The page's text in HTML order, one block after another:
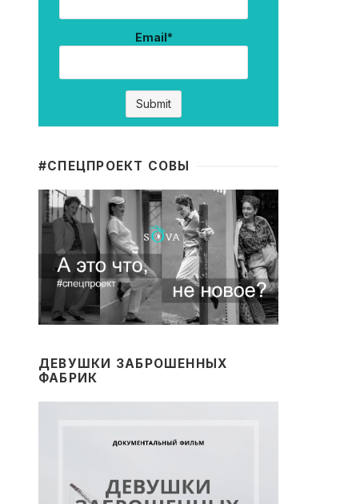
Email*
#CПЕЦПРОЕКТ СОВЫ
ДЕВУШКИ ЗАБРОШЕННЫХ
ФАБРИК